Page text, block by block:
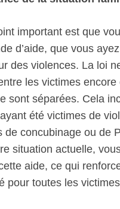
important est que
d’aide, que vous
des violences. La loi
les victimes encore
sont séparées. Cela
été victimes de
de concubinage ou de
situation actuelle,
aide, ce qui
pour toutes les